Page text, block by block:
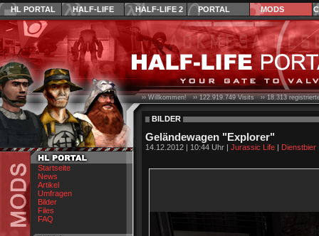
HL PORTAL HALF-LIFE HALF-LIFE 2 PORTAL MODS
Startseite
News
Artikel
Umfragen
Bilder
Files
FAQ
›› Willkommen! ››122.919.749Visits ››18.313
BILDER
Geländewagen "Explorer"
14.12.2012 | 10:44 Uhr | Jurassic Life | Dienstbier